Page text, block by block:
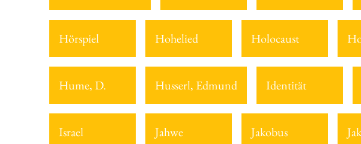
Hörspiel Hohelied Holocaust
Hume, D. Husserl, Edmund Identität
Israel Jahwe Jakobus